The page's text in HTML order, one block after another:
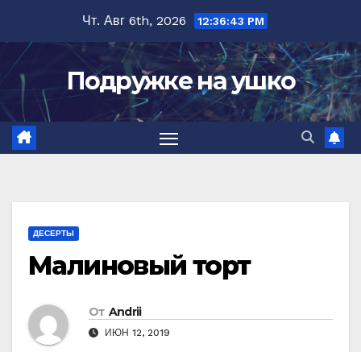
содержимому
Чт. Авг 6th, 2026 12:36:44 PM
Подружке на ушко
ДЕСЕРТЫ
Малиновый торт
От Andrii
ИЮН 12, 2019